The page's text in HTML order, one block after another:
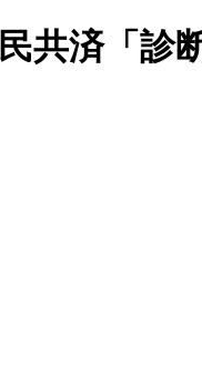
共済「診